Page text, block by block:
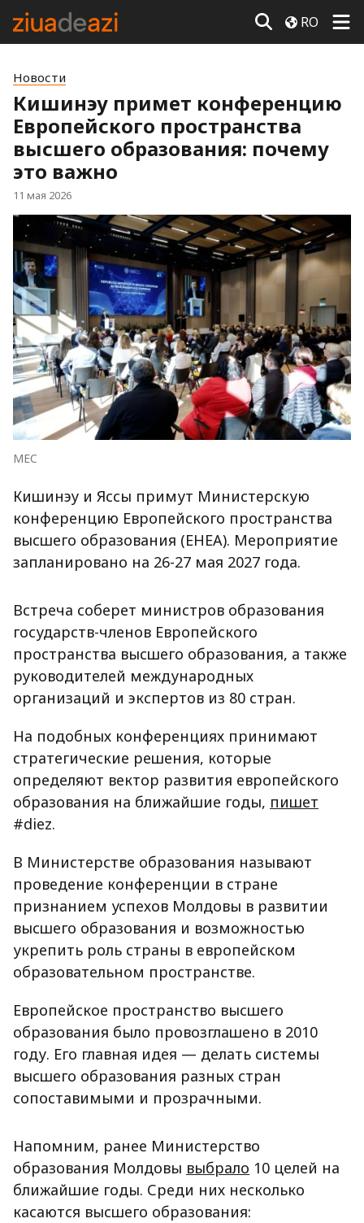
RO
Новости
Кишинэу примет конференцию
Европейского пространства
высшего образования: почему
это важно
11 мая 2026
MEC
Кишинэу и Яссы примут Министерскую
конференцию Европейского пространства
высшего образования (EHEA). Мероприятие
запланировано на 26-27 мая 2027 года.
Встреча соберет министров образования
государств-членов Европейского
пространства высшего образования, а также
руководителей международных
организаций и экспертов из 80 стран.
На подобных конференциях принимают
стратегические решения, которые
определяют вектор развития европейского
образования на ближайшие годы, пишет
#diez.
В Министерстве образования называют
проведение конференции в стране
признанием успехов Молдовы в развитии
высшего образования и возможностью
укрепить роль страны в европейском
образовательном пространстве.
Европейское пространство высшего
образования было провозглашено в 2010
году. Его главная идея — делать системы
высшего образования разных стран
сопоставимыми и прозрачными.
Напомним, ранее Министерство
образования Молдовы выбрало 10 целей на
ближайшие годы. Среди них несколько
касаются высшего образования: